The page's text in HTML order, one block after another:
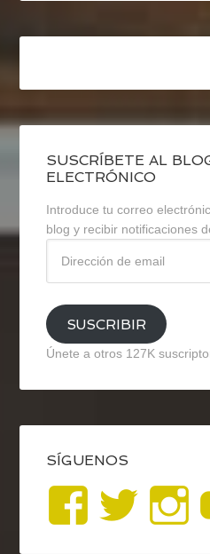
SUSCRÍBETE AL
ELECTRÓNICO
Introduce tu correo
blog y recibir notificaciones
email
SUSCRIBIR
Únete a otros 127K
SÍGUENOS
VerVer